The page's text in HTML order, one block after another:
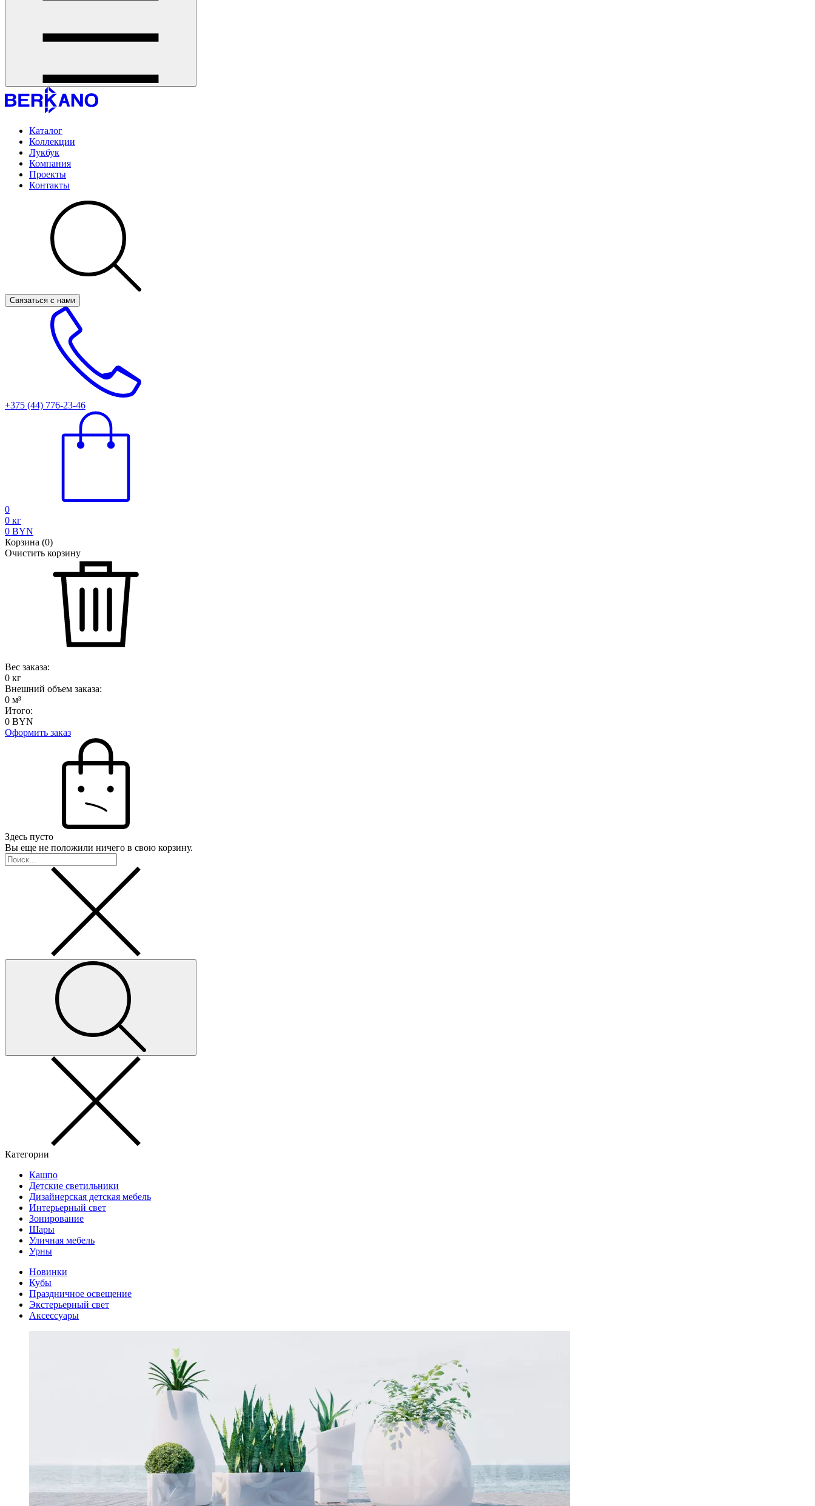
Каталог
Коллекции
Лукбук
Компания
Проекты
Контакты
Связаться с нами
+375 (44) 776-23-46
0
0 кг
0 BYN
Корзина (0)
Очистить корзину
Вес заказа:
0 кг
Внешний объем заказа:
0 м³
Итого:
0 BYN
Оформить заказ
Здесь пусто
Вы еще не положили ничего в свою корзину.
Категории
Кашпо
Детские светильники
Дизайнерская детская мебель
Интерьерный свет
Зонирование
Шары
Уличная мебель
Урны
Новинки
Кубы
Праздничное освещение
Экстерьерный свет
Аксессуары